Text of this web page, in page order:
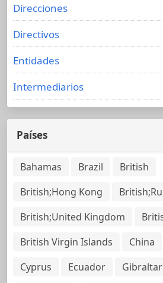
Direcciones
Directivos
Entidades
Intermediarios
Países
Bahamas Brazil
British
British;Hong Kong
British;United Kingdom
British Virgin Islands
China
Cyprus
Ecuador Gibraltar